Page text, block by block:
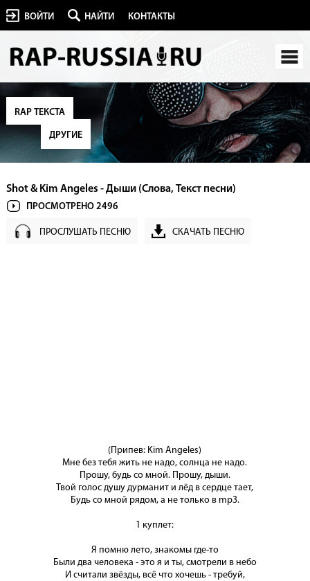
ВОЙТИ НАЙТИ КОНТАКТЫ
RAP ТЕКСТА
ДРУГИЕ
Shot & Kim Angeles - Дыши (Слова, Текст песни)
ПРОСМОТРЕНО 2496
ПРОСЛУШАТЬ ПЕСНЮ СКАЧАТЬ ПЕСНЮ
(Припев: Kim Angeles)
Мне без тебя жить не надо, солнца не надо.
Прошу, будь со мной. Прошу, дыши.
Твой голос душу дурманит и лёд в сердце тает,
Будь со мной рядом, а не только в mp3.
1 куплет:
Я помню лето, знакомы где-то
Были два человека - это я и ты, смотрели в небо
И считали звёзды, всё что хочешь - требуй,